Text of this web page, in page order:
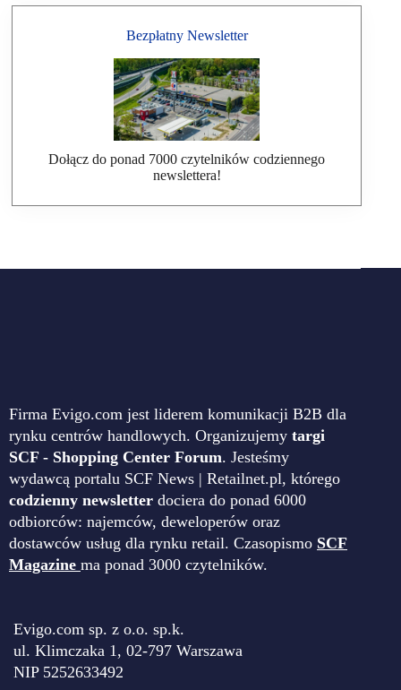
Bezpłatny Newsletter
Dołącz do ponad 7000 czytelników codziennego
newslettera!
Firma Evigo.com jest liderem komunikacji B2B dla
rynku centrów handlowych. Organizujemy targi
SCF - Shopping Center Forum. Jesteśmy
wydawcą portalu SCF News | Retailnet.pl, którego
codzienny newsletter dociera do ponad 6000
odbiorców: najemców, deweloperów oraz
dostawców usług dla rynku retail. Czasopismo SCF
Magazine ma ponad 3000 czytelników.
Evigo.com sp. z o.o. sp.k.
ul. Klimczaka 1, 02-797 Warszawa
NIP 5252633492